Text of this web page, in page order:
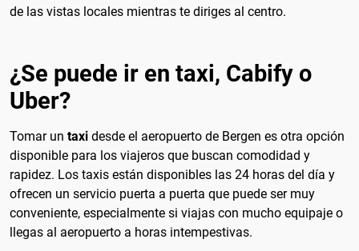
de las vistas locales mientras te diriges al centro.
¿Se puede ir en taxi, Cabify o
Uber?
Tomar un taxi desde el aeropuerto de Bergen es otra opción
disponible para los viajeros que buscan comodidad y
rapidez. Los taxis están disponibles las 24 horas del día y
ofrecen un servicio puerta a puerta que puede ser muy
conveniente, especialmente si viajas con mucho equipaje o
llegas al aeropuerto a horas intempestivas.